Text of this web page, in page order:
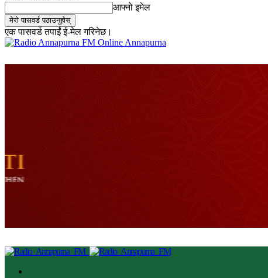
आफ्नो इमेल
एक पासवर्ड तपाईं ई-मेल गरिनेछ।
Online Annapurna